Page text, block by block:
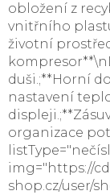
obložení z
vnitřního
životní
duši.;**Horní
nastavení
organizace
img="https://
shop.cz/user/